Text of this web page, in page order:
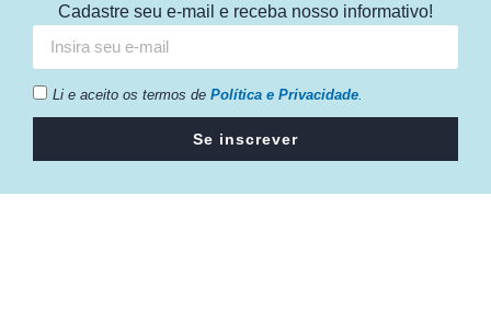
Cadastre seu e-mail e receba nosso informativo!
Li e aceito os termos de Política e Privacidade.
Se inscrever